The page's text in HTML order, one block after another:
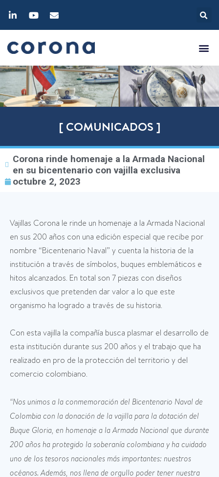
[ COMUNICADOS ]
Corona rinde homenaje a la Armada Nacional
en su bicentenario con vajilla exclusiva
octubre 2, 2023
Vajillas Corona le rinde un homenaje a la Armada Nacional
en sus 200 años con una edición especial que recibe por
nombre “Bicentenario Naval” y cuenta la historia de la
institución a través de símbolos, buques emblemáticos e
hitos alcanzados. En total son 7 piezas con diseños
exclusivos que pretenden dar valor a lo que este
organismo ha logrado a través de su historia.
Con esta vajilla la compañía busca plasmar el desarrollo de
esta institución durante sus 200 años y el trabajo que ha
realizado en pro de la protección del territorio y del
comercio colombiano.
“Nos unimos a la conmemoración del Bicentenario Naval de
Colombia con la donación de la vajilla para la dotación del
Buque Gloria, en homenaje a la Armada Nacional que durante
200 años ha protegido la soberanía colombiana y ha cuidado
uno de los tesoros nacionales más importantes: nuestros
océanos. Además, nos llena de orgullo poder tener nuestra